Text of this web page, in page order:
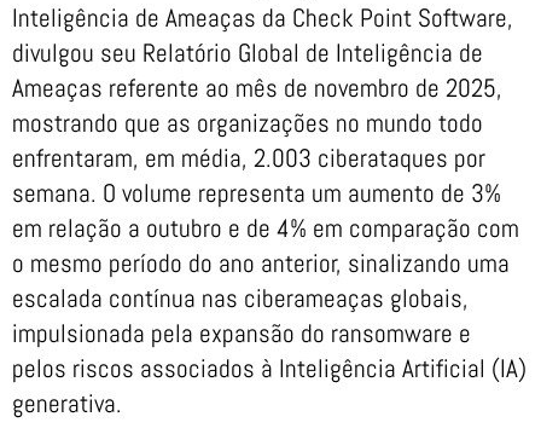
Inteligência de Ameaças da Check Point Software,
divulgou seu Relatório Global de Inteligência de
Ameaças referente ao mês de novembro de 2025,
mostrando que as organizações no mundo todo
enfrentaram, em média, 2.003 ciberataques por
semana. O volume representa um aumento de 3%
em relação a outubro e de 4% em comparação com
o mesmo período do ano anterior, sinalizando uma
escalada contínua nas ciberameaças globais,
impulsionada pela expansão do ransomware e
pelos riscos associados à Inteligência Artificial (IA)
generativa.